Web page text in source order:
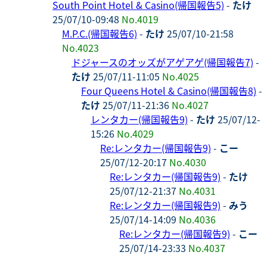
South Point Hotel & Casino(帰国報告5) - たけ
25/07/10-09:48 No.4019
M.P.C.(帰国報告6) - たけ 25/07/10-21:58
No.4023
ドジャースのオッズがアゲアゲ(帰国報告7) -
たけ 25/07/11-11:05 No.4025
Four Queens Hotel & Casino(帰国報告8) -
たけ 25/07/11-21:36 No.4027
レンタカー(帰国報告9) - たけ 25/07/12-
15:26 No.4029
Re:レンタカー(帰国報告9) - こー
25/07/12-20:17 No.4030
Re:レンタカー(帰国報告9) - たけ
25/07/12-21:37 No.4031
Re:レンタカー(帰国報告9) - みう
25/07/14-14:09 No.4036
Re:レンタカー(帰国報告9) - こー
25/07/14-23:33 No.4037